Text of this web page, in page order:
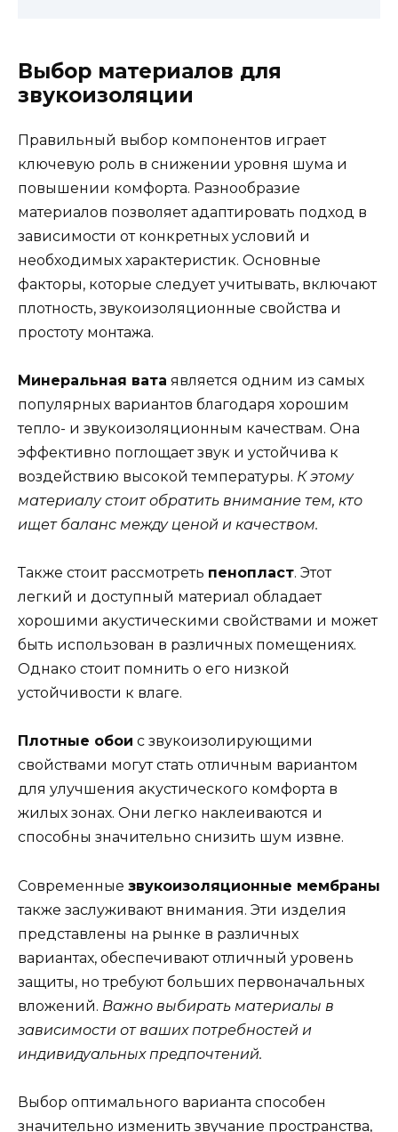
Выбор материалов для
звукоизоляции
Правильный выбор компонентов играет
ключевую роль в снижении уровня шума и
повышении комфорта. Разнообразие
материалов позволяет адаптировать подход в
зависимости от конкретных условий и
необходимых характеристик. Основные
факторы, которые следует учитывать, включают
плотность, звукоизоляционные свойства и
простоту монтажа.
Минеральная вата является одним из самых
популярных вариантов благодаря хорошим
тепло- и звукоизоляционным качествам. Она
эффективно поглощает звук и устойчива к
воздействию высокой температуры. К этому
материалу стоит обратить внимание тем, кто
ищет баланс между ценой и качеством.
Также стоит рассмотреть пенопласт. Этот
легкий и доступный материал обладает
хорошими акустическими свойствами и может
быть использован в различных помещениях.
Однако стоит помнить о его низкой
устойчивости к влаге.
Плотные обои с звукоизолирующими
свойствами могут стать отличным вариантом
для улучшения акустического комфорта в
жилых зонах. Они легко наклеиваются и
способны значительно снизить шум извне.
Современные звукоизоляционные мембраны
также заслуживают внимания. Эти изделия
представлены на рынке в различных
вариантах, обеспечивают отличный уровень
защиты, но требуют больших первоначальных
вложений. Важно выбирать материалы в
зависимости от ваших потребностей и
индивидуальных предпочтений.
Выбор оптимального варианта способен
значительно изменить звучание пространства,